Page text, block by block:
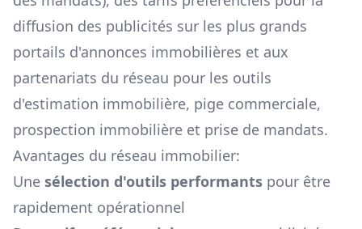
diffusion des publicités sur les plus grands
portails d'annonces immobilières et aux
partenariats du réseau pour les outils
d'estimation immobilière, pige commerciale,
prospection immobilière et prise de mandats.
Avantages du réseau immobilier:
Une sélection d'outils performants pour être
rapidement opérationnel